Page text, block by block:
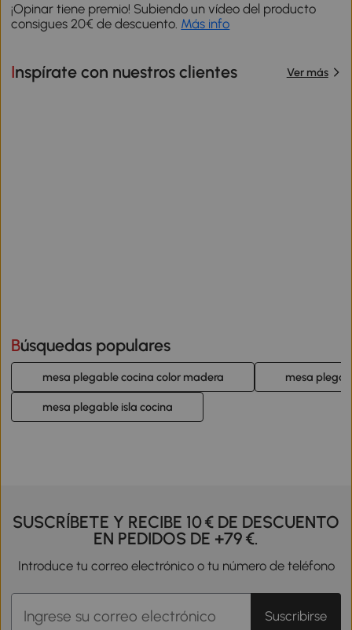
¡Opinar tiene premio! Subiendo un vídeo del producto
consigues 20€ de descuento. Más info
Inspírate con nuestros clientes Ver más
Búsquedas populares
mesa plegable cocina color madera mesa
mesa plegable isla cocina
SUSCRÍBETE Y RECIBE 10 € DE DESCUENTO
EN PEDIDOS DE +79 €.
Introduce tu correo electrónico o tu número de teléfono
Suscribirse